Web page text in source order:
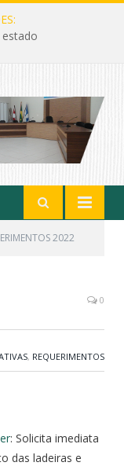
2022
0
, REQUERIMENTOS
: Solicita imediata
das ladeiras e